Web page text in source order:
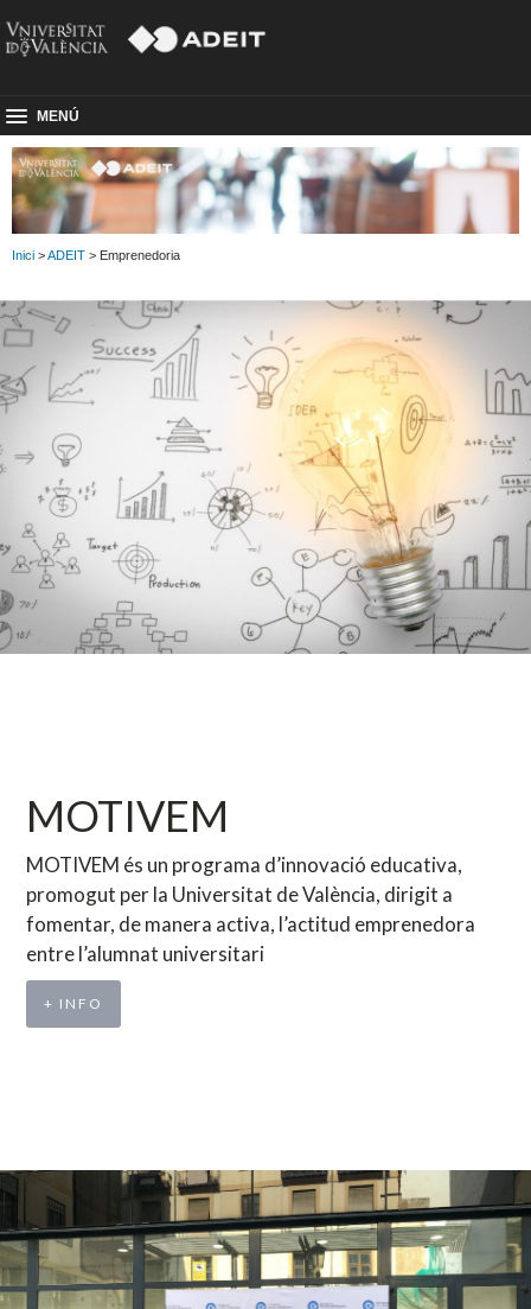
MENÚ
Inici >ADEIT > Emprenedoria
MOTIVEM
MOTIVEM és un programa d’innovació educativa,
promogut per la Universitat de València, dirigit a
fomentar, de manera activa, l’actitud emprenedora
entre l’alumnat universitari
+ INFO